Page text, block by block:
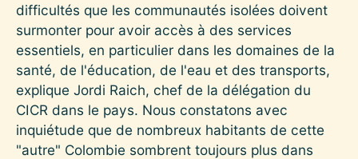
difficultés que les communautés isolées doivent
surmonter pour avoir accès à des services
essentiels, en particulier dans les domaines de la
santé, de l'éducation, de l'eau et des transports,
explique Jordi Raich, chef de la délégation du
CICR dans le pays. Nous constatons avec
inquiétude que de nombreux habitants de cette
"autre" Colombie sombrent toujours plus dans